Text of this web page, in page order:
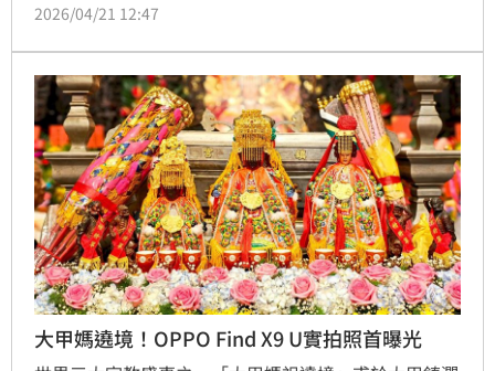
新天氣數據，氣象署透露，一路上有伙伴走到腳起水
變成11公斤。
2026/04/21 12:47
大甲媽遶境！OPPO Find X9 U實拍照首曝光